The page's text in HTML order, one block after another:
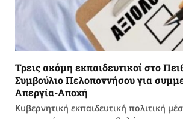
Τρεις ακόμη εκπαιδευτικοί στο
Συμβούλιο Πελοποννήσου για
Απεργία-Αποχή
Κυβερνητική εκπαιδευτική πολιτική